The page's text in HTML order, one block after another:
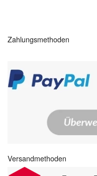
Zahlungsmethoden
Versandmethoden